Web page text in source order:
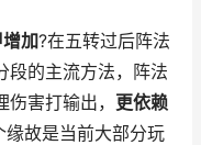
加?在五转过后阵法
段的主流方法，阵法
害打输出， 更依赖
故是当前大部分玩